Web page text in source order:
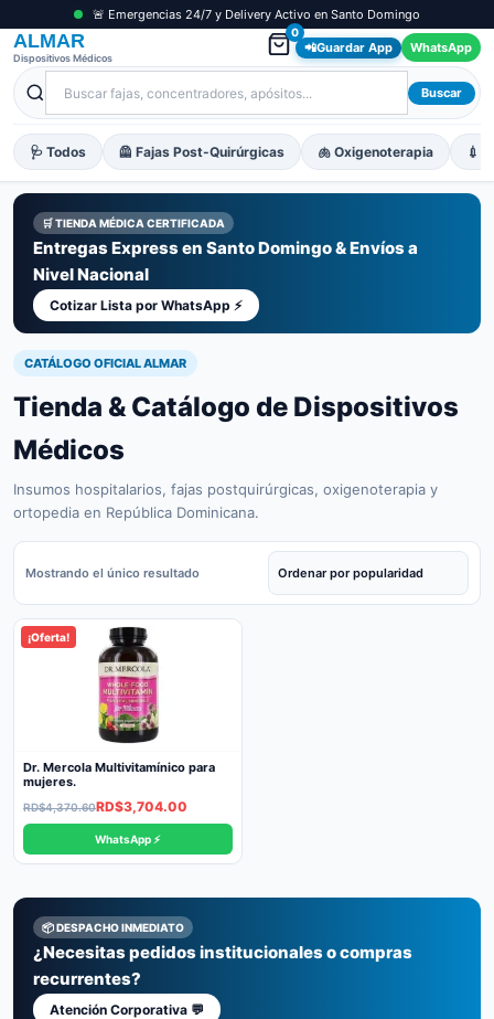
🚨 Emergencias 24/7 y Delivery Activo en Santo Domingo
ALMAR
Dispositivos Médicos
0
📲Guardar App WhatsApp
Buscar
🩺 Todos 🦺 Fajas Post-Quirúrgicas 🫁 Oxigenoterapia 💉
🛒 TIENDA MÉDICA CERTIFICADA
Entregas Express en Santo Domingo & Envíos a
Nivel Nacional
Cotizar Lista por WhatsApp ⚡
CATÁLOGO OFICIAL ALMAR
Tienda & Catálogo de Dispositivos
Médicos
Insumos hospitalarios, fajas postquirúrgicas, oxigenoterapia y
ortopedia en República Dominicana.
Mostrando el único resultado
¡Oferta!
Dr. Mercola Multivitamínico para
mujeres.
RD$4,370.60
Original
price
was:
RD$4,370.60.
RD$3,704.00
Current
price
is:
RD$3,704.00.
WhatsApp ⚡
📦 DESPACHO INMEDIATO
¿Necesitas pedidos institucionales o compras
recurrentes?
Atención Corporativa 💬